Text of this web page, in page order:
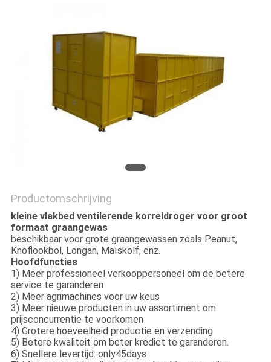
Productomschrijving
kleine vlakbed ventilerende korreldroger voor groot
formaat graangewas
beschikbaar voor grote graangewassen zoals Peanut,
Knoflookbol, Longan, Maïskolf, enz.
Hoofdfuncties
1) Meer professioneel verkooppersoneel om de betere
service te garanderen
2) Meer agrimachines voor uw keus
3) Meer nieuwe producten in uw assortiment om
prijsconcurrentie te voorkomen
4) Grotere hoeveelheid productie en verzending
5) Betere kwaliteit om beter krediet te garanderen.
6) Snellere levertijd: only45days